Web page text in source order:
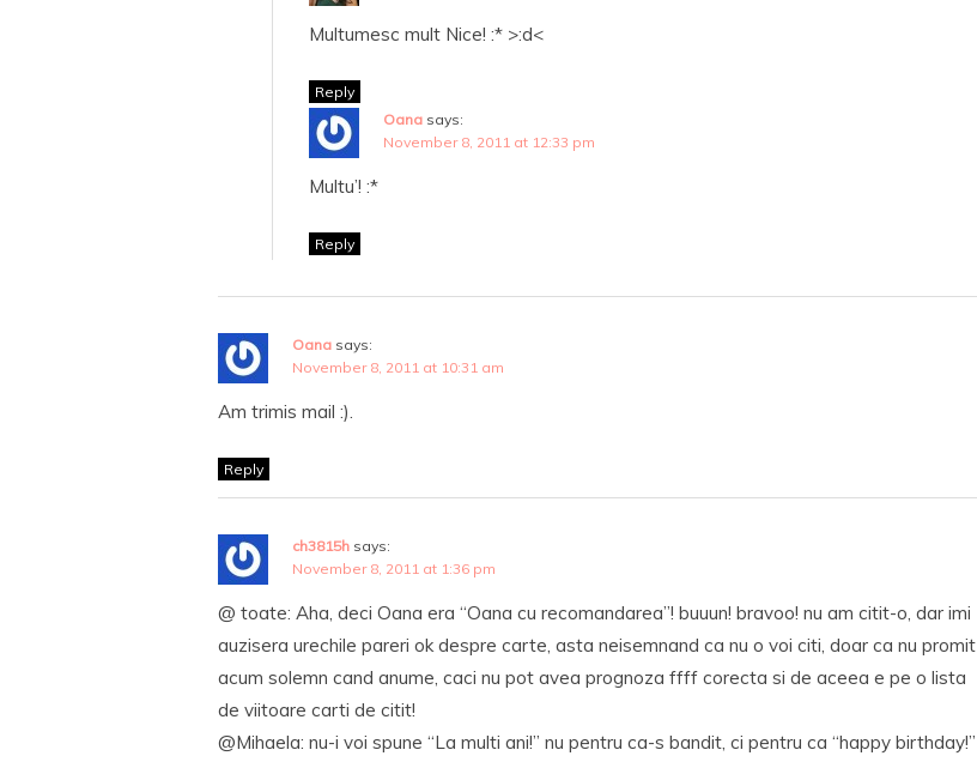
Multumesc mult Nice! :* >:d<
Reply
Oana says:
November 8, 2011 at 12:33 pm
Multu’! :*
Reply
Oana says:
November 8, 2011 at 10:31 am
Am trimis mail :).
Reply
ch3815h says:
November 8, 2011 at 1:36 pm
@ toate: Aha, deci Oana era “Oana cu recomandarea”! buuun! bravoo! nu am citit-o, dar imi
auzisera urechile pareri ok despre carte, asta neisemnand ca nu o voi citi, doar ca nu promit
acum solemn cand anume, caci nu pot avea prognoza ffff corecta si de aceea e pe o lista
de viitoare carti de citit!
@Mihaela: nu-i voi spune “La multi ani!” nu pentru ca-s bandit, ci pentru ca “happy birthday!”